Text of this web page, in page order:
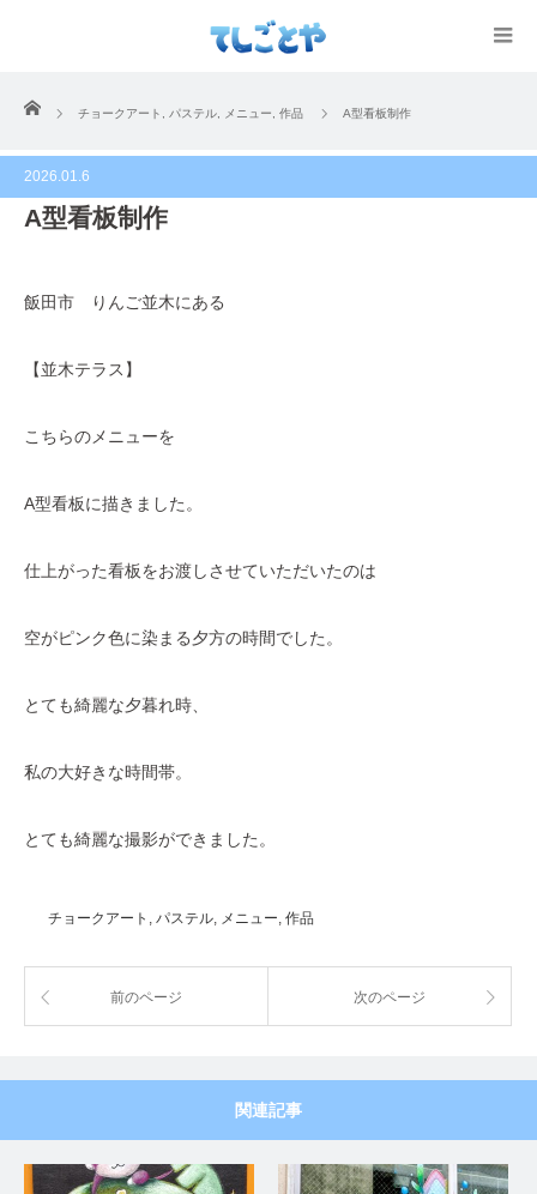
ホーム
チョークアート パステル メニュー 作品 A型看板制作
2026.01.6
A型看板制作
飯田市 りんご並木にある
【並木テラス】
こちらのメニューを
A型看板に描きました。
仕上がった看板をお渡しさせていただいたのは
空がピンク色に染まる夕方の時間でした。
とても綺麗な夕暮れ時、
私の大好きな時間帯。
とても綺麗な撮影ができました。
チョークアート , パステル, メニュー, 作品
前のページ 次のページ
関連記事